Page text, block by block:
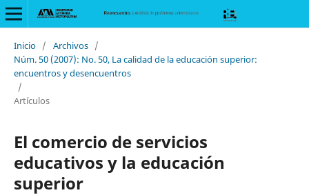
Inicio / Archivos /
Núm. 50 (2007): No. 50, La calidad de la educación superior:
encuentros y desencuentros
/
Artículos
El comercio de servicios
educativos y la educación
superior